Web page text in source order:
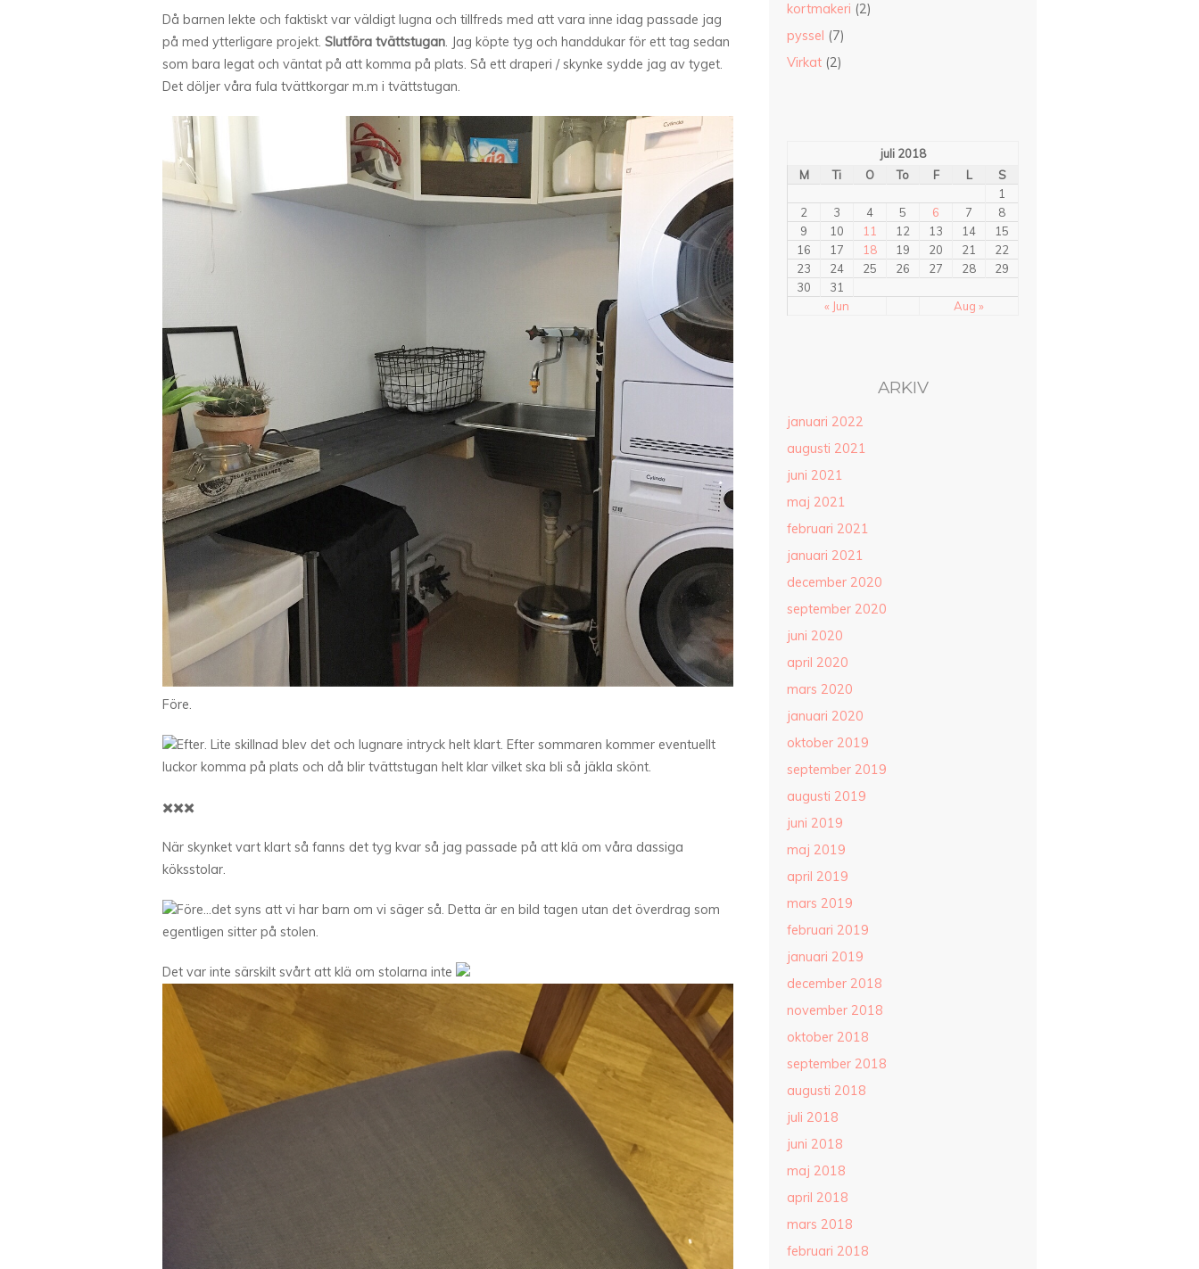
Då barnen lekte och faktiskt var väldigt lugna och tillfreds med att vara inne idag passade jag
på med ytterligare projekt. Slutföra tvättstugan. Jag köpte tyg och handdukar för ett tag sedan
som bara legat och väntat på att komma på plats. Så ett draperi / skynke sydde jag av tyget.
Det döljer våra fula tvättkorgar m.m i tvättstugan.
Före.
Efter. Lite skillnad blev det och lugnare intryck helt klart. Efter sommaren kommer eventuellt
luckor komma på plats och då blir tvättstugan helt klar vilket ska bli så jäkla skönt.
✖️✖️✖️
När skynket vart klart så fanns det tyg kvar så jag passade på att klä om våra dassiga
köksstolar.
Före…det syns att vi har barn om vi säger så. Detta är en bild tagen utan det överdrag som
egentligen sitter på stolen.
Det var inte särskilt svårt att klä om stolarna inte
kortmakeri (2)
pyssel (7)
Virkat (2)
juli 2018
M
Ti O To F L S
« Jun Aug »
1
2
3 4 5 6 7
8
9
10 11 12 13 14
15
16
17 18 19 20 21
22
23
24 25 26 27 28
29
30
31
ARKIV
januari 2022
augusti 2021
juni 2021
maj 2021
februari 2021
januari 2021
december 2020
september 2020
juni 2020
april 2020
mars 2020
januari 2020
oktober 2019
september 2019
augusti 2019
juni 2019
maj 2019
april 2019
mars 2019
februari 2019
januari 2019
december 2018
november 2018
oktober 2018
september 2018
augusti 2018
juli 2018
juni 2018
maj 2018
april 2018
mars 2018
februari 2018